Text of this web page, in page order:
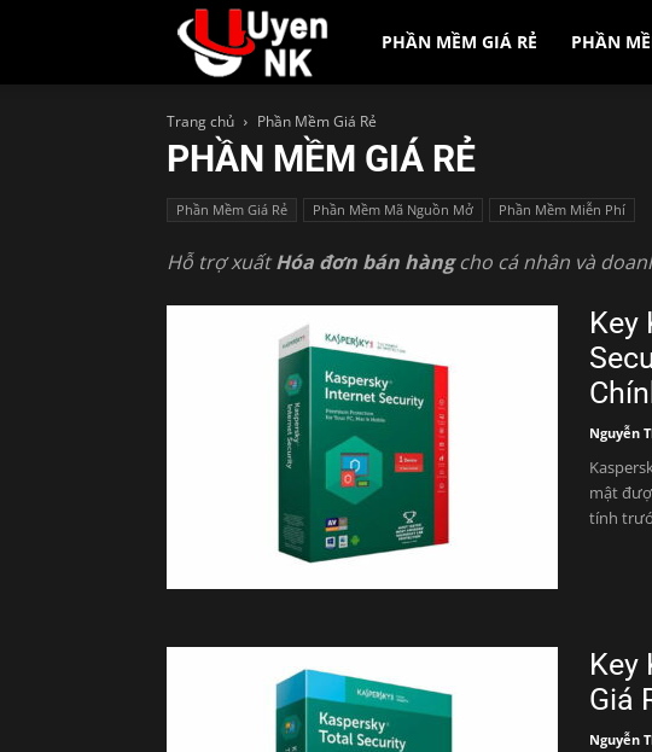
UyenNK.Com
PHẦN MỀM GIÁ RẺ PHẦN
Trang chủ Phần Mềm Giá Rẻ
PHẦN MỀM GIÁ RẺ
Phần Mềm Giá Rẻ Phần Mềm Mã Nguồn Mở Phần Mềm Miễn Phí
Hỗ trợ xuấtHóa đơn bán hàngcho cá nhân và
Key
Nguyễn
mật
tính
Key
Giá
Nguyễn